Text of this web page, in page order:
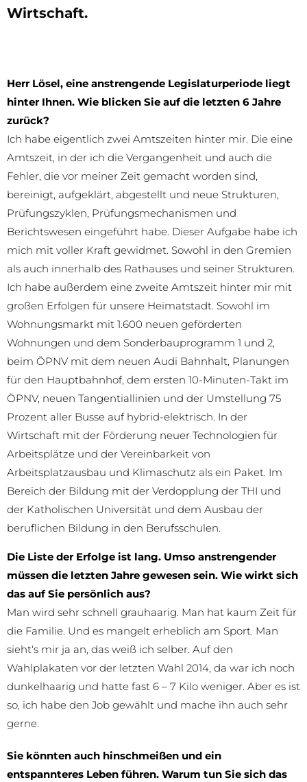
Wirtschaft.
Herr Lösel, eine anstrengende Legislaturperiode liegt
hinter Ihnen. Wie blicken Sie auf die letzten 6 Jahre
zurück?
Ich habe eigentlich zwei Amtszeiten hinter mir. Die eine
Amtszeit, in der ich die Vergangenheit und auch die
Fehler, die vor meiner Zeit gemacht worden sind,
bereinigt, aufgeklärt, abgestellt und neue Strukturen,
Prüfungszyklen, Prüfungsmechanismen und
Berichtswesen eingeführt habe. Dieser Aufgabe habe ich
mich mit voller Kraft gewidmet. Sowohl in den Gremien
als auch innerhalb des Rathauses und seiner Strukturen.
Ich habe außerdem eine zweite Amtszeit hinter mir mit
großen Erfolgen für unsere Heimatstadt. Sowohl im
Wohnungsmarkt mit 1.600 neuen geförderten
Wohnungen und dem Sonderbauprogramm 1 und 2,
beim ÖPNV mit dem neuen Audi Bahnhalt, Planungen
für den Hauptbahnhof, dem ersten 10-Minuten-Takt im
ÖPNV, neuen Tangentiallinien und der Umstellung 75
Prozent aller Busse auf hybrid-elektrisch. In der
Wirtschaft mit der Förderung neuer Technologien für
Arbeitsplätze und der Vereinbarkeit von
Arbeitsplatzausbau und Klimaschutz als ein Paket. Im
Bereich der Bildung mit der Verdopplung der THI und
der Katholischen Universität und dem Ausbau der
beruflichen Bildung in den Berufsschulen.
Die Liste der Erfolge ist lang. Umso anstrengender
müssen die letzten Jahre gewesen sein. Wie wirkt sich
das auf Sie persönlich aus?
Man wird sehr schnell grauhaarig. Man hat kaum Zeit für
die Familie. Und es mangelt erheblich am Sport. Man
sieht‘s mir ja an, das weiß ich selber. Auf den
Wahlplakaten vor der letzten Wahl 2014, da war ich noch
dunkelhaarig und hatte fast 6 – 7 Kilo weniger. Aber es ist
so, ich habe den Job gewählt und mache ihn auch sehr
gerne.
Sie könnten auch hinschmeißen und ein
entspannteres Leben führen. Warum tun Sie sich das